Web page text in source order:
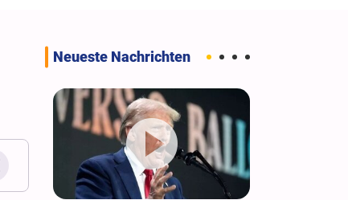
Neueste Nachrichten